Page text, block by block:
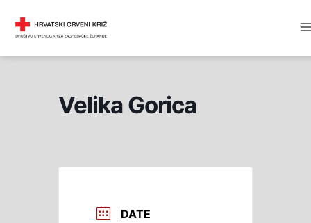
Velika Gorica
DATE